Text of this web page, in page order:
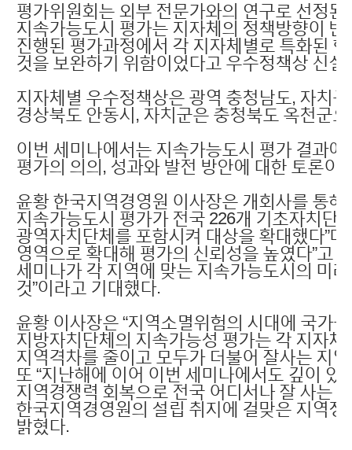
평가위원회는 외부 전문가와의 연구로 선정된
지속가능도시 평가는 지자체의 정책방향이
진행된 평가과정에서 각 지자체별로 특화된
것을 보완하기 위함이었다고 우수정책상 신설
지자체별 우수정책상은 광역 충청남도, 자치
경상북도 안동시, 자치군은 충청북도 옥천군
이번 세미나에서는 지속가능도시 평가 결과
평가의 의의, 성과와 발전 방안에 대한 토론이
윤황 한국지역경영원 이사장은 개회사를 통해
지속가능도시 평가가 전국 226개 기초자치단
광역자치단체를 포함시켜 대상을 확대했다”
영역으로 확대해 평가의 신뢰성을 높였다”고
세미나가 각 지역에 맞는 지속가능도시의 미
것”이라고 기대했다.
윤황 이사장은 “지역소멸위험의 시대에 국가
지방자치단체의 지속가능성 평가는 각 지자
지역격차를 줄이고 모두가 더불어 잘사는 지
또 “지난해에 이어 이번 세미나에서도 깊이
지역경쟁력 회복으로 전국 어디서나 잘 사는
한국지역경영원의 설립 취지에 걸맞은 지역정
밝혔다.